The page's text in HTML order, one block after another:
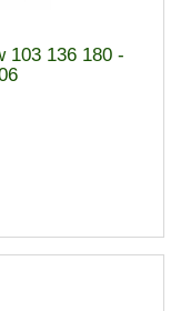
103 136 180 -